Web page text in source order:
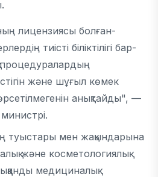
лицензиясы болған-
тиісті біліктілігі бар-
және шұғыл көмек
анықтайды", —
министрі.
туыстары мен жақындарына
және косметологиялық
медициналық